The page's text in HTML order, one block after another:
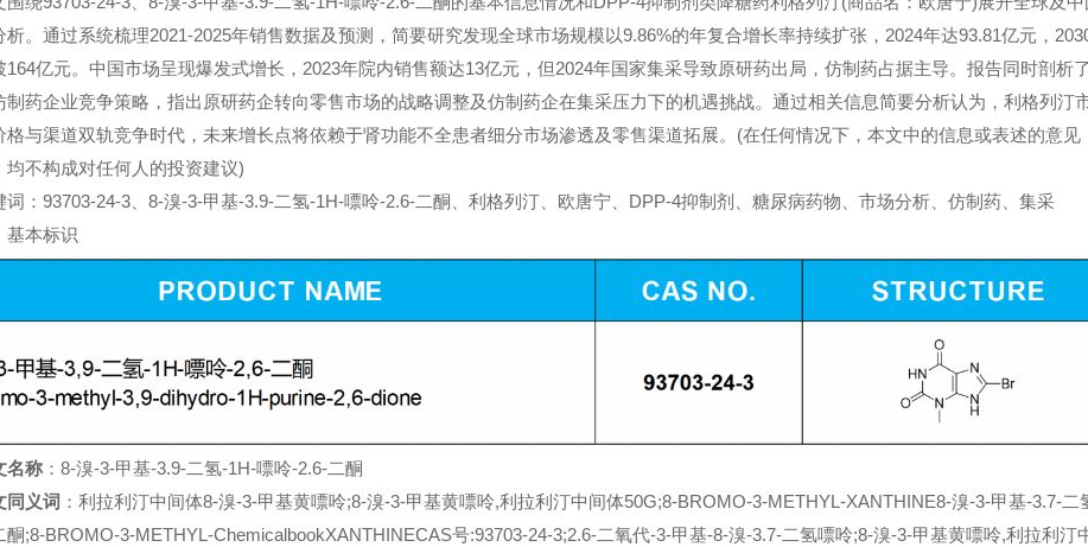
析。通过系统梳理2021-2025年销售数据及预测，简要研究发现全球市场规模以9.86%的年复合增长率持续扩张，2024年达93.81亿元，
164亿元。中国市场呈现爆发式增长，2023年院内销售额达13亿元，但2024年国家集采导致原研药出局，仿制药占据主导。报告同时剖析
制药企业竞争策略，指出原研药企转向零售市场的战略调整及仿制药企在集采压力下的机遇挑战。通过相关信息简要分析认为，利格列汀
格与渠道双轨竞争时代，未来增长点将依赖于肾功能不全患者细分市场渗透及零售渠道拓展。(在任何情况下，本文中的信息或表述的意见
均不构成对任何人的投资建议)
93703-24-3、8-溴-3-甲基-3.9-二氢-1H-嘌呤-2.6-二酮、利格列汀、欧唐宁、DPP-4抑制剂、糖尿病药物、市场分析、仿制药、集采
本标识
名称 ：8-溴-3-甲基-3.9-二氢-1H-嘌呤-2.6-二酮
同义词 ：利拉利汀中间体8-溴-3-甲基黄嘌呤;8-溴-3-甲基黄嘌呤,利拉利汀中间体50G;8-BROMO-3-METHYL-XANTHINE8-溴-3-甲基-3.7-二
酮;8-BROMO-3-METHYL-ChemicalbookXANTHINECAS号:93703-24-3;2.6-二氧代-3-甲基-8-溴-3.7-二氢嘌呤;8-溴-3-甲基黄嘌呤,利拉利汀